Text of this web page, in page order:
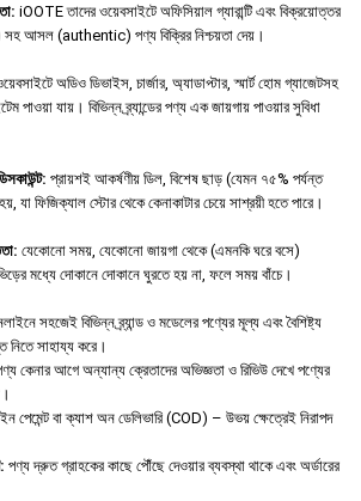
iOOTE তাদের ওয়েবসাইটে অফিসিয়াল গ্যারান্টি এবং বিক্রয়োত্তর
সহ আসল (authentic) পণ্য বিক্রির নিশ্চয়তা দেয়।
অডিও ডিভাইস, চার্জার, অ্যাডাপ্টার, স্মার্ট হোম গ্যাজেটসহ
পাওয়া যায়। বিভিন্ন ব্র্যান্ডের পণ্য এক জায়গায় পাওয়ার সুবিধা
প্রায়শই আকর্ষণীয় ডিল, বিশেষ ছাড় (যেমন ৭৫% পর্যন্ত
যা ফিজিক্যাল স্টোর থেকে কেনাকাটার চেয়ে সাশ্রয়ী হতে পারে।
যেকোনো সময়, যেকোনো জায়গা থেকে (এমনকি ঘরে বসে)
মধ্যে দোকানে দোকানে ঘুরতে হয় না, ফলে সময় বাঁচে।
সহজেই বিভিন্ন ব্র্যান্ড ও মডেলের পণ্যের মূল্য এবং বৈশিষ্ট্য
নিতে সাহায্য করে।
কেনার আগে অন্যান্য ক্রেতাদের অভিজ্ঞতা ও রিভিউ দেখে পণ্যের
পেমেন্ট বা ক্যাশ অন ডেলিভারি (COD) – উভয় ক্ষেত্রেই নিরাপদ
পণ্য দ্রুত গ্রাহকের কাছে পৌঁছে দেওয়ার ব্যবস্থা থাকে এবং অর্ডারের